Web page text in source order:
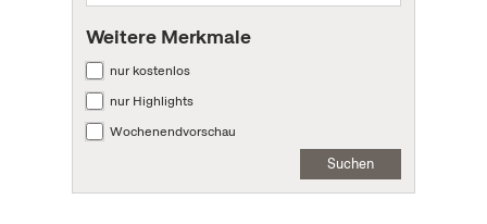
Weitere Merkmale
nur kostenlos
nur Highlights
Wochenendvorschau
Suchen